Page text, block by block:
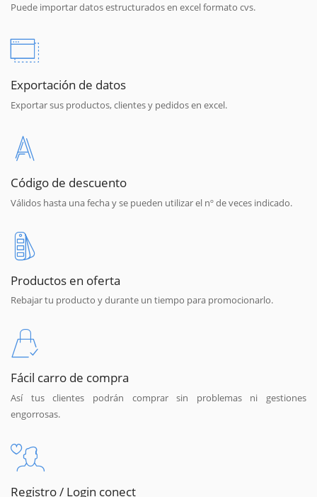
Puede importar datos estructurados en excel formato cvs.
Exportación de datos
Exportar sus productos, clientes y pedidos en excel.
Código de descuento
Válidos hasta una fecha y se pueden utilizar el nº de veces indicado.
Productos en oferta
Rebajar tu producto y durante un tiempo para promocionarlo.
Fácil carro de compra
Así tus clientes podrán comprar sin problemas ni gestiones
engorrosas.
Registro / Login conect